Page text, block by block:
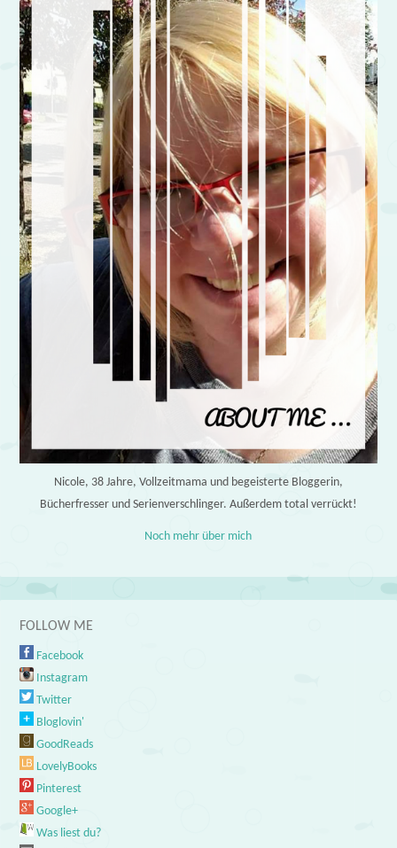
Nicole, 38 Jahre, Vollzeitmama und begeisterte Bloggerin,
Bücherfresser und Serienverschlinger. Außerdem total verrückt!
Noch mehr über mich
FOLLOW ME
Facebook
Instagram
Twitter
Bloglovin'
GoodReads
LovelyBooks
Pinterest
Google+
Was liest du?